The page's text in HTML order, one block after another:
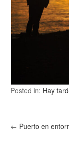
Posted in: Hay
← Puerto en